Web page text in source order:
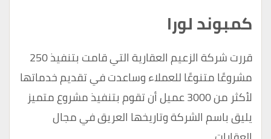
كمبوند لورا
قررت شركة الزعيم العقارية التي قامت بتنفيذ 250
مشروعًا متنوعًا للعملاء وساعدت في تقديم خدماتها
لأكثر من 3000 عميل أن تقوم بتنفيذ مشروع متميز
يليق باسم الشركة وتاريخها العريق في مجال